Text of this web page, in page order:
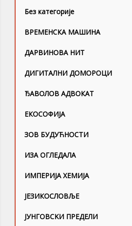
Без категорије
ВРЕМЕНСКА МАШИНА
ДАРВИНОВА НИТ
ДИГИТАЛНИ ДОМОРОЦИ
ЂАВОЛОВ АДВОКАТ
ЕКОСОФИЈА
ЗОВ БУДУЋНОСТИ
ИЗА ОГЛЕДАЛА
ИМПЕРИЈА ХЕМИЈА
ЈЕЗИКОСЛОВЉЕ
ЈУНГОВСKИ ПРЕДЕЛИ